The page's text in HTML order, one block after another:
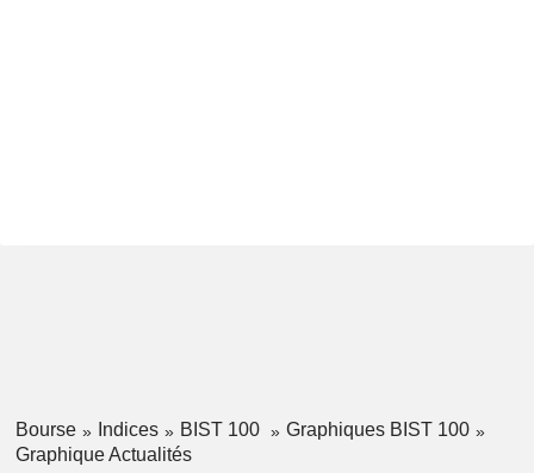
Bourse Indices BIST 100
Graphiques BIST 100
Graphique Actualités